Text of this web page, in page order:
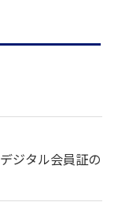
ジタル会員証の